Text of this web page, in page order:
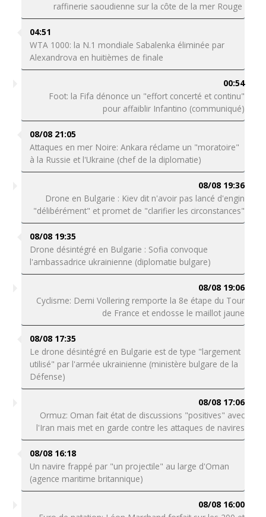
raffinerie saoudienne sur la côte de la mer Rouge
04:51
WTA 1000: la N.1 mondiale Sabalenka éliminée par
Alexandrova en huitièmes de finale
00:54
Foot: la Fifa dénonce un "effort concerté et continu"
pour affaiblir Infantino (communiqué)
08/08 21:05
Attaques en mer Noire: Ankara réclame un "moratoire"
à la Russie et l'Ukraine (chef de la diplomatie)
08/08 19:36
Drone en Bulgarie : Kiev dit n'avoir pas lancé d'engin
"délibérément" et promet de "clarifier les circonstances"
08/08 19:35
Drone désintégré en Bulgarie : Sofia convoque
l'ambassadrice ukrainienne (diplomatie bulgare)
08/08 19:06
Cyclisme: Demi Vollering remporte la 8e étape du Tour
de France et endosse le maillot jaune
08/08 17:35
Le drone désintégré en Bulgarie est de type "largement
utilisé" par l'armée ukrainienne (ministère bulgare de la
Défense)
08/08 17:06
Ormuz: Oman fait état de discussions "positives" avec
l'Iran mais met en garde contre les attaques de navires
08/08 16:18
Un navire frappé par "un projectile" au large d'Oman
(agence maritime britannique)
08/08 16:00